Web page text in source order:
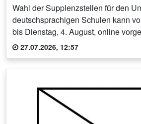
Wahl der Supplenzstellen für den
deutschsprachigen Schulen kann
bis Dienstag, 4. August, online
27.07.2026, 12:57